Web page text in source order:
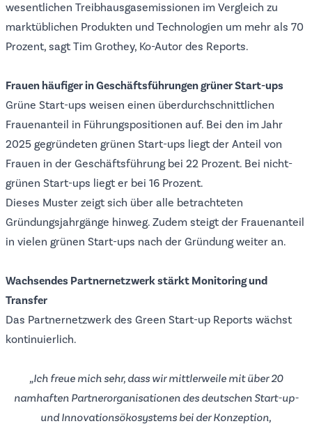
wesentlichen Treibhausgasemissionen im Vergleich zu
marktüblichen Produkten und Technologien um mehr als 70
Prozent, sagt Tim Grothey, Ko-Autor des Reports.
Frauen häufiger in Geschäftsführungen grüner Start-ups
Grüne Start-ups weisen einen überdurchschnittlichen
Frauenanteil in Führungspositionen auf. Bei den im Jahr
2025 gegründeten grünen Start-ups liegt der Anteil von
Frauen in der Geschäftsführung bei 22 Prozent. Bei nicht-
grünen Start-ups liegt er bei 16 Prozent.
Dieses Muster zeigt sich über alle betrachteten
Gründungsjahrgänge hinweg. Zudem steigt der Frauenanteil
in vielen grünen Start-ups nach der Gründung weiter an.
Wachsendes Partnernetzwerk stärkt Monitoring und
Transfer
Das Partnernetzwerk des Green Start-up Reports wächst
kontinuierlich.
„Ich freue mich sehr, dass wir mittlerweile mit über 20
namhaften Partnerorganisationen des deutschen Start-up-
und Innovationsökosystems bei der Konzeption,